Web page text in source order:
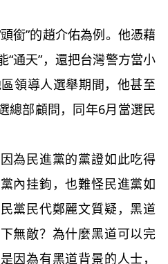
”的趙介佑為例。他憑藉
“通天”，還把台灣警方當小
領導人選舉期間，他甚至
總部顧問，同年6月當選民
民進黨的黨證如此吃得
內挂鉤，也難怪民進黨如
黨民代鄭麗文質疑，黑道
無敵？為什麼黑道可以完
因為有黑道背景的人士，